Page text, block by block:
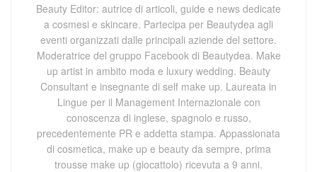
Beauty Editor: autrice di articoli, guide e news dedicate
a cosmesi e skincare. Partecipa per Beautydea agli
eventi organizzati dalle principali aziende del settore.
Moderatrice del gruppo Facebook di Beautydea. Make
up artist in ambito moda e luxury wedding. Beauty
Consultant e insegnante di self make up. Laureata in
Lingue per il Management Internazionale con
conoscenza di inglese, spagnolo e russo,
precedentemente PR e addetta stampa. Appassionata
di cosmetica, make up e beauty da sempre, prima
trousse make up (giocattolo) ricevuta a 9 anni.